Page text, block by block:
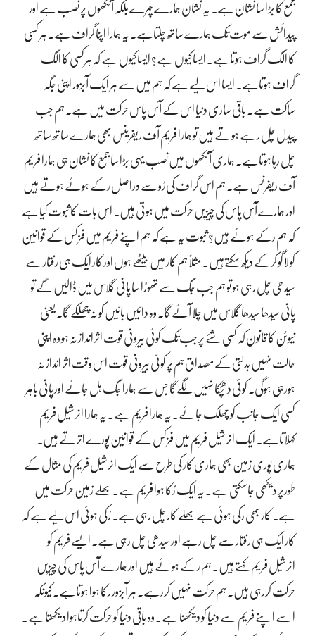
جمع کا بڑا سا نشان ہے۔ یہ نشان ہمارے چہرے بلکہ آنکھوں پر نصب ہے اور
پیدائش سے موت تک ہمارے ساتھ چلتاہے۔ یہ ہمارا اپنا گراف ہے۔ ہر کسی
کا الگ گراف ہوتاہے۔ ایسا کیوں ہے؟ ایسا کیوں ہے کہ ہرکسی کا الگ
گراف ہوتاہے۔ ایسا اس لیے ہے کہ ہم میں سے ہر ایک آبزور اپنی جگہ
ساکت ہے۔ باقی ساری دنیا اس کے آس پاس حرکت میں ہے۔ ہم جب
پیدل چل رہے ہوتے ہیں تو ہمارا فریم آف ریفرینس بھی ہمارے ساتھ ساتھ
چل رہاہوتاہے۔ ہماری آنکھوں میں نصب یہی بڑا سا جمع کا نشان ہی ہمارا فریم
آف ریفرنس ہے۔ ہم اس گراف کی رُو سے دراصل رکے ہوئے ہوتے ہیں
اور ہمارے آس پاس کی چیزیں حرکت میں ہوتی ہیں۔ اس بات کا ثبوت کیا ہے
کہ ہم رکے ہوئے ہیں؟ ثبوت یہ ہے کہ ہم اپنے فریم میں فزکس کے قوانین
کو لاگو کرکے دیکھ سکتےہیں۔ مثلاً ہم کار میں بیٹھے ہوں اور کار ایک ہی رفتار سے
سیدھی چل رہی ہو تو ہم جب جگ سے تھوڑا سا پانی گلاس میں ڈالیں گے تو
پانی سیدھا سیدھا گلاس میں چلا آئے گا۔ وہ دائیں بائیں کو نہ چھلکے گا۔ یعنی
نیوٹن کا قانون کہ کسی شئے پر جب تک کوئی بیرونی قوت اثرانداز نہ ہو وہ اپنی
حالت نہیں بدلتی کے مصداق ہم پر کوئی بیرونی قوت اس وقت اثر انداز نہ
ہورہی ہوگی۔ کوئی دھچکا نہیں لگےگا جس سے ہمارا جگ ہل جائے اور پانی باہر
کسی ایک جانب کو چھلک جائے۔ یہ ہمارا فریم ہے۔ یہ ہمارا انرشیل فریم
کہلاتاہے۔ ایک انرشیل فریم میں فزکس کے قوانین پورے اترتے ہیں۔
ہماری پوری زمین بھی ہماری کار کی طرح سے ایک انرشیل فریم کی مثال کے
طورپر دیکھی جاسکتی ہے۔ یہ ایک رُکا ہوا فریم ہے۔ بھلے زمین حرکت میں
ہے۔ کار بھی رکی ہوئی ہے بھلے کارچل رہی ہے۔ رُکی ہوئی اس لیے ہے کہ
کار ایک ہی رفتار سے چل رہے اور سیدھی چل رہی ہے۔ ایسے فریم کو
انرشیل فریم کہتے ہیں۔ ہم رکے ہوئے ہیں اور ہمارے آس پاس کی چیزیں
حرکت کررہی ہیں۔ ہم حرکت نہیں کررہے۔ ہر آبزور رکا ہوا ہوتاہے۔ کیونکہ
اسے اپنے فریم سے دنیا کو دیکھنا ہے۔ وہ باقی دنیا کو حرکت کرتاہوا دیکھتاہے۔